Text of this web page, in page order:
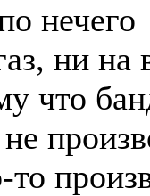
нечего
ни на
что
то